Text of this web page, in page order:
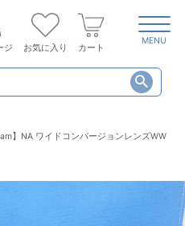
ジ お気に入り カート
MENU
】NA ワイドコンバージョンレンズWW